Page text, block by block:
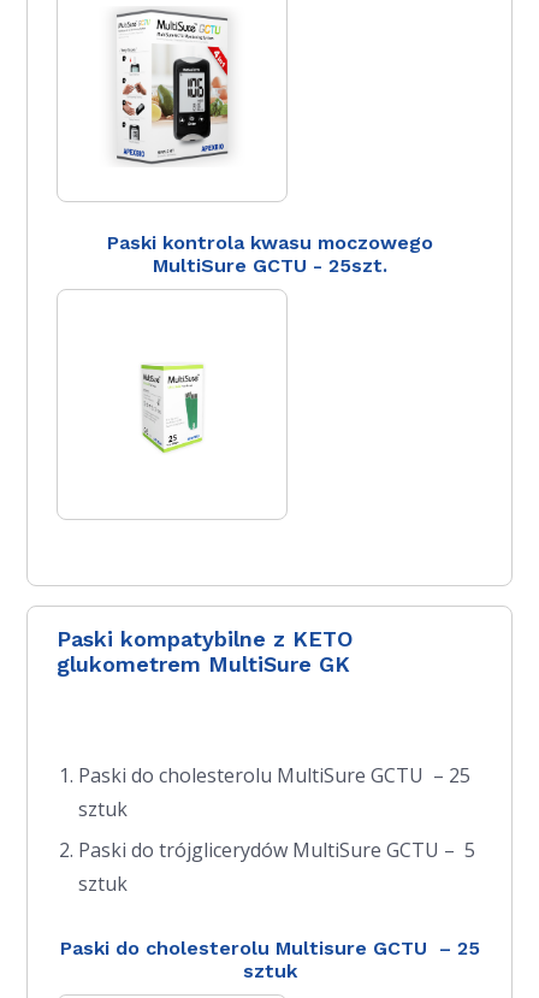
Paski kontrola kwasu moczowego
MultiSure GCTU - 25szt.
Paski kompatybilne z KETO
glukometrem MultiSure GK
Paski do cholesterolu MultiSure GCTU – 25
sztuk
Paski do trójglicerydów MultiSure GCTU – 5
sztuk
Paski do cholesterolu Multisure GCTU – 25
sztuk